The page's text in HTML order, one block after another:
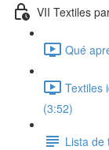
VII Textiles
Qué
Textiles
(3:52)
Lista de